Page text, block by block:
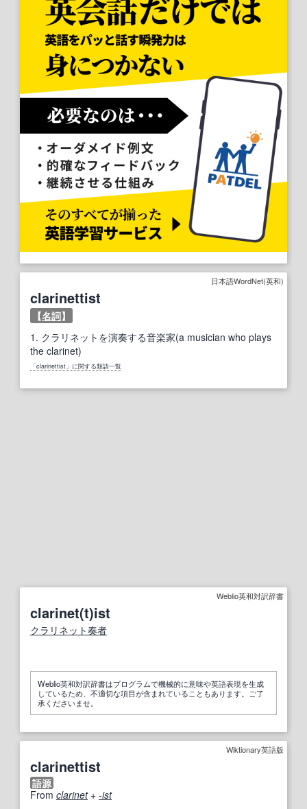
日本語WordNet(英和)
clarinettist
【名詞】
1. クラリネットを演奏する音楽家(a musician who plays
the clarinet)
「clarinettist」に関する類語一覧
Weblio英和対訳辞書
clarinet(t)ist
クラリネット奏者
Weblio英和対訳辞書はプログラムで機械的に意味や英語表現を生成
しているため、不適切な項目が含まれていることもあります。ご了
承くださいませ。
Wiktionary英語版
clarinettist
語源
From clarinet+‎ -ist